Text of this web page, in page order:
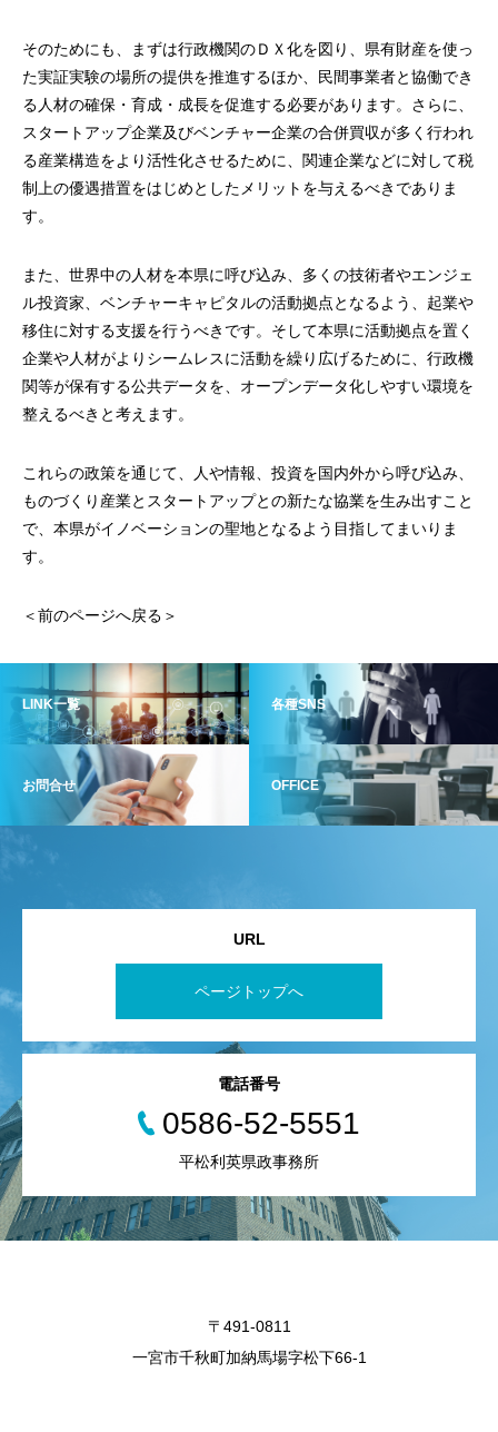
そのためにも、まずは行政機関のＤＸ化を図り、県有財産を使っ
た実証実験の場所の提供を推進するほか、民間事業者と協働でき
る人材の確保・育成・成長を促進する必要があります。さらに、
スタートアップ企業及びベンチャー企業の合併買収が多く行われ
る産業構造をより活性化させるために、関連企業などに対して税
制上の優遇措置をはじめとしたメリットを与えるべきでありま
す。
また、世界中の人材を本県に呼び込み、多くの技術者やエンジェ
ル投資家、ベンチャーキャピタルの活動拠点となるよう、起業や
移住に対する支援を行うべきです。そして本県に活動拠点を置く
企業や人材がよりシームレスに活動を繰り広げるために、行政機
関等が保有する公共データを、オープンデータ化しやすい環境を
整えるべきと考えます。
これらの政策を通じて、人や情報、投資を国内外から呼び込み、
ものづくり産業とスタートアップとの新たな協業を生み出すこと
で、本県がイノベーションの聖地となるよう目指してまいりま
す。
＜前のページへ戻る＞
LINK一覧 各種SNS
お問合せ OFFICE
URL
ページトップへ
電話番号
0586-52-5551
平松利英県政事務所
〒491-0811
一宮市千秋町加納馬場字松下66-1